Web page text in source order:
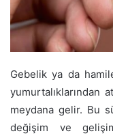
Gebelik ya da
yumurtalıklarından
meydana gelir. Bu
değişim ve